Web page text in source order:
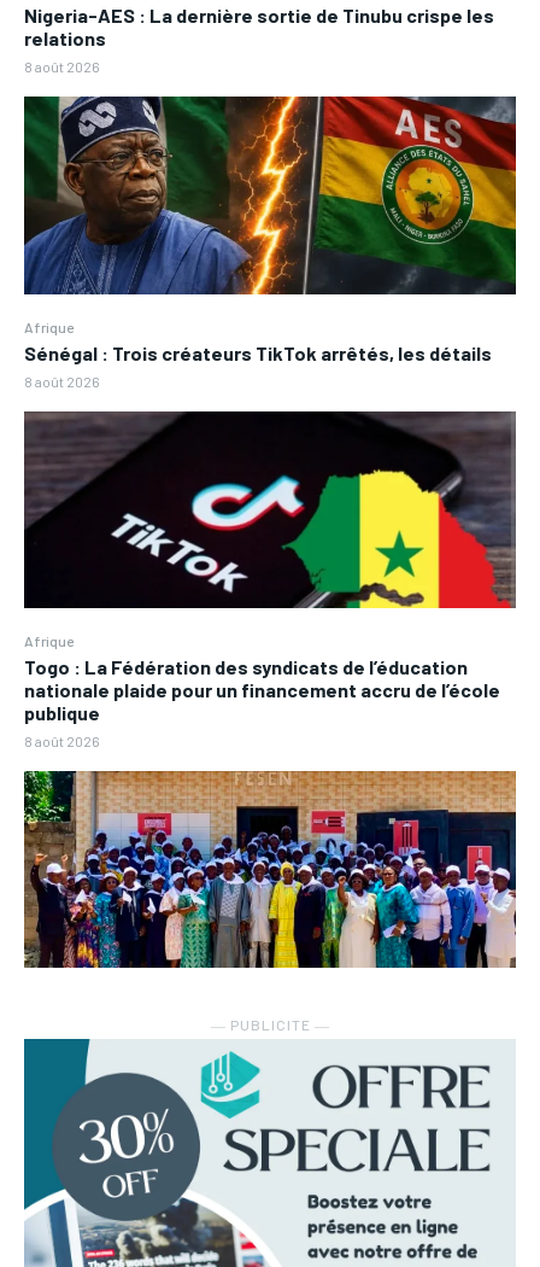
Nigeria-AES : La dernière sortie de Tinubu crispe les
relations
8 août 2026
Afrique
Sénégal : Trois créateurs TikTok arrêtés, les détails
8 août 2026
Afrique
Togo : La Fédération des syndicats de l’éducation
nationale plaide pour un financement accru de l’école
publique
8 août 2026
― PUBLICITE ―